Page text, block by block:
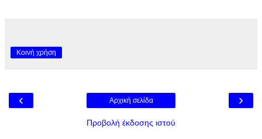
Κοινή χρήση
‹ ›
Αρχική σελίδα
Προβολή έκδοσης ιστού